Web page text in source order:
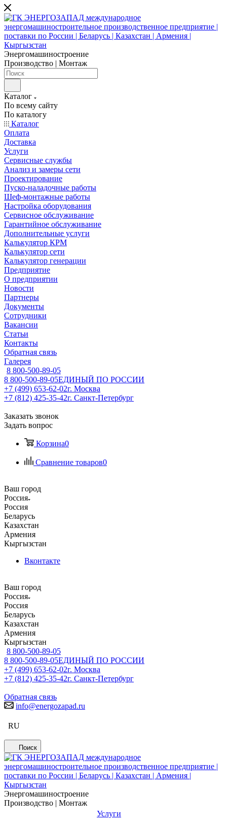
Энергомашиностроение
Производство | Монтаж
Каталог
По всему сайту
По каталогу
Каталог
Оплата
Доставка
Услуги
Сервисные службы
Анализ и замеры сети
Проектирование
Пуско-наладочные работы
Шеф-монтажные работы
Настройка оборудования
Сервисное обслуживание
Гарантийное обслуживание
Дополнительные услуги
Калькулятор КРМ
Калькулятор сети
Калькулятор генерации
Предприятие
О предприятии
Новости
Партнеры
Документы
Сотрудники
Вакансии
Статьи
Контакты
Обратная связь
Галерея
8 800-500-89-05
8 800-500-89-05ЕДИНЫЙ ПО РОССИИ
+7 (499) 653-62-02г. Москва
+7 (812) 425-35-42г. Санкт-Петербург
Заказать звонок
Задать вопрос
Корзина0
Сравнение товаров0
Ваш город
Россия
Россия
Беларусь
Казахстан
Армения
Кыргызстан
Вконтакте
Ваш город
Россия
Россия
Беларусь
Казахстан
Армения
Кыргызстан
8 800-500-89-05
8 800-500-89-05ЕДИНЫЙ ПО РОССИИ
+7 (499) 653-62-02г. Москва
+7 (812) 425-35-42г. Санкт-Петербург
Обратная связь
info@energozapad.ru
RU
Поиск
Энергомашиностроение
Производство | Монтаж
Услуги